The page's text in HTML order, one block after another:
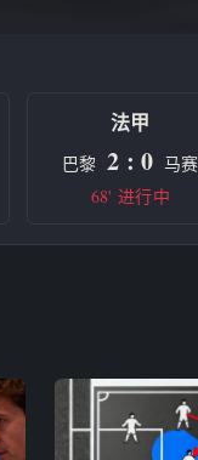
法甲
巴黎 2 : 0 马赛
68' 进行中